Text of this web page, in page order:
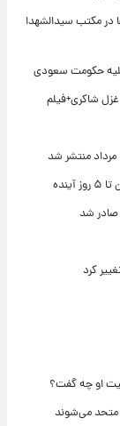
در مکتب سیدالشهدا
حکومت سعودی
شاکری+فیلم
صادر شد
او چه گفت؟
متحد می‌شوند